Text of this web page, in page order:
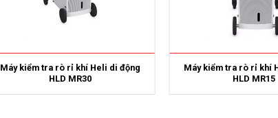
Máy kiểm tra rò rỉ khí Heli di động
HLD MR30
Máy kiểm tra rò rỉ khí
HLD MR15